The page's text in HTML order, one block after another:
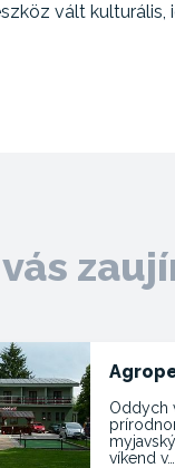
vált
Oddych
víkend v…